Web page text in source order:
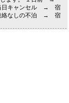
日キャンセル → 宿
絡なしの不泊 → 宿